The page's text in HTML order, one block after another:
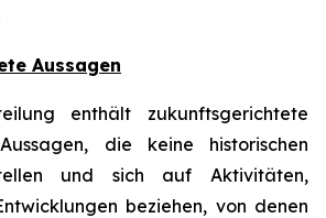
Aussagen
enthält zukunftsgerichtete
die keine historischen
und sich auf Aktivitäten,
beziehen, von denen